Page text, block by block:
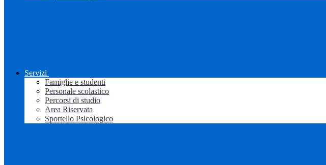
Servizi
Famiglie e studenti
Personale scolastico
Percorsi di studio
Area Riservata
Sportello Psicologico